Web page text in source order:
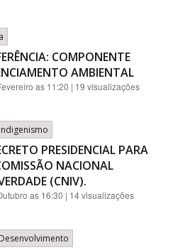
COMPONENTE
AMBIENTAL
as 11:20 | 19 visualizações
PRESIDENCIAL PARA
NACIONAL
(CNIV).
as 16:30 | 14 visualizações